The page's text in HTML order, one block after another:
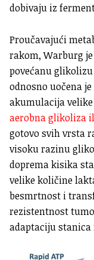
dobivaju iz
Proučavajući
rakom, Warburg
povećanu
odnosno uočena
akumulacija
aerobna glikoliza
gotovo svih vrsta
visoku razinu
doprema kisika
velike količine
besmrtnost i
rezistentnost
adaptaciju